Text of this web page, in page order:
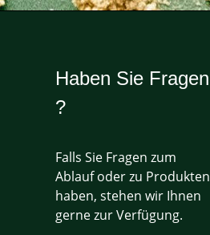
Haben Sie Fragen
?
Falls Sie Fragen zum
Ablauf oder zu Produkten
haben, stehen wir Ihnen
gerne zur Verfügung.